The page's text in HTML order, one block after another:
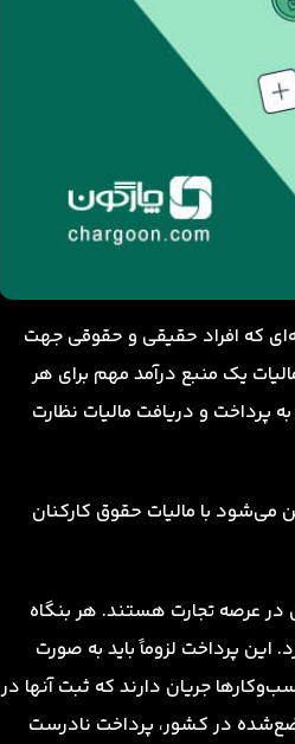
که افراد حقیقی و حقوقی جهت
یک منبع درآمد مهم برای هر
و دریافت مالیات نظارت
می‌شود با مالیات حقوق کارکنان
در عرصه تجارت هستند. هر بنگاه
این پرداخت لزوماً باید به صورت
جریان دارند که ثبت آنها در
در کشور، پرداخت نادرست